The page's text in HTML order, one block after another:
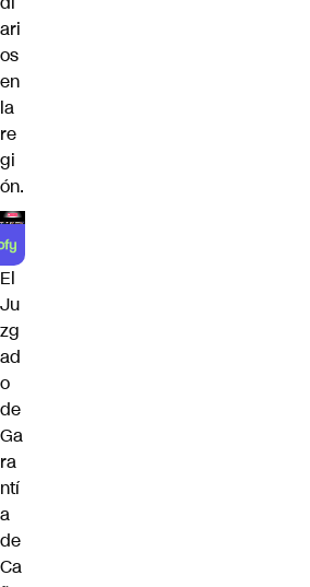
ari
os
en
la
re
gi
ón.
El
Ju
zg
ad
o
de
Ga
ra
ntí
a
de
Ca